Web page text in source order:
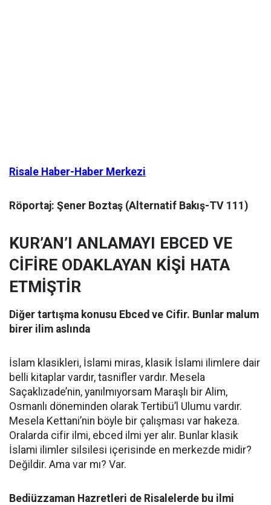
Risale Haber-Haber Merkezi
Röportaj: Şener Boztaş (Alternatif Bakış-TV 111)
KUR’AN’I ANLAMAYI EBCED VE
CİFİRE ODAKLAYAN KİŞİ HATA
ETMİŞTİR
Diğer tartışma konusu Ebced ve Cifir. Bunlar malum
birer ilim aslında
İslam klasikleri, İslami miras, klasik İslami ilimlere dair
belli kitaplar vardır, tasnifler vardır. Mesela
Saçaklızade’nin, yanılmıyorsam Maraşlı bir Alim,
Osmanlı döneminden olarak Tertibü’l Ulumu vardır.
Mesela Kettani’nin böyle bir çalışması var hakeza.
Oralarda cifir ilmi, ebced ilmi yer alır. Bunlar klasik
İslami ilimler silsilesi içerisinde en merkezde midir?
Değildir. Ama var mı? Var.
Bediüzzaman Hazretleri de Risalelerde bu ilmi